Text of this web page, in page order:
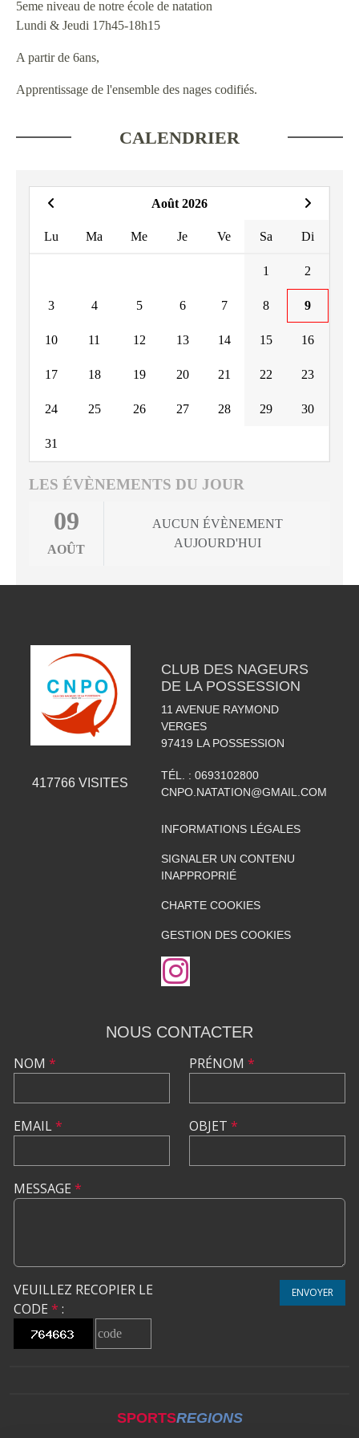
5eme niveau de notre école de natation
Lundi & Jeudi 17h45-18h15
A partir de 6ans,
Apprentissage de l'ensemble des nages codifiés.
CALENDRIER
Août 2026
Lu Ma Me Je Ve Sa Di
1 2
3 4 5 6 7 8 9
10 11 12 13 14 15 16
17 18 19 20 21 22 23
24 25 26 27 28 29 30
31
LES ÉVÈNEMENTS DU JOUR
09
AOÛT
AUCUN ÉVÈNEMENT
AUJOURD'HUI
417766 VISITES
CLUB DES NAGEURS
DE LA POSSESSION
11 AVENUE RAYMOND
VERGES
97419 LA POSSESSION
TÉL. : 0693102800
CNPO.NATATION@GMAIL.COM
INFORMATIONS LÉGALES
SIGNALER UN CONTENU
INAPPROPRIÉ
CHARTE COOKIES
GESTION DES COOKIES
NOUS CONTACTER
NOM *
EMAIL*
PRÉNOM *
OBJET *
MESSAGE *
VEUILLEZ RECOPIER LE
CODE * :
ENVOYER
SPORTSREGIONS